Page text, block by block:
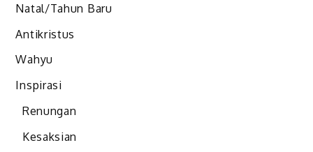
Natal/Tahun Baru
Antikristus
Wahyu
Inspirasi
Renungan
Kesaksian